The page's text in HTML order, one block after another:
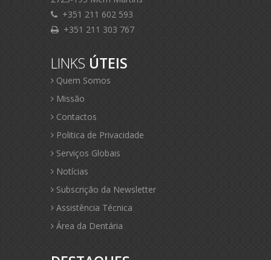
+351 211 602 593
+351 211 303 767
LINKS ÚTEIS
Quem Somos
Missão
Contactos
Politica de Privacidade
Serviços Globais
Notícias
Subscrição da Newsletter
Assistência Técnica
Área da Dentária